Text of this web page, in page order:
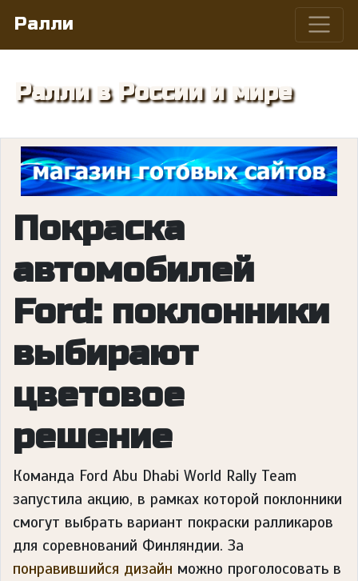
Ралли
Ралли в России и мире
Покраска
автомобилей
Ford: поклонники
выбирают
цветовое
решение
Команда Ford Abu Dhabi World Rally Team
запустила акцию, в рамках которой поклонники
смогут выбрать вариант покраски ралликаров
для соревнований Финляндии. За
понравившийся дизайн можно проголосовать в